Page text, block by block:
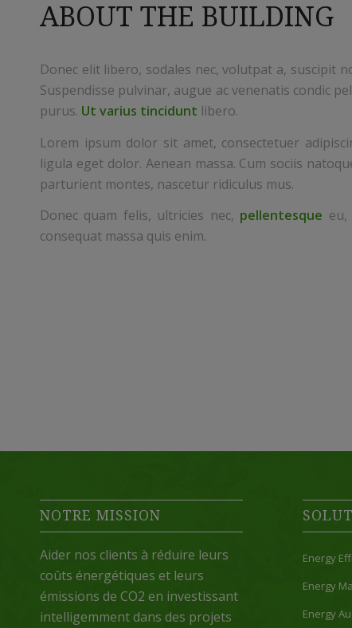
ABOUT THE BUILDING
Donec elit libero, sodales nec, volutpat a, suscipit
Suspendisse pulvinar, augue ac venenatis condic
purus. Ut varius tincidunt libero.
Lorem ipsum dolor sit amet, consectetuer
ligula eget dolor. Aenean massa. Cum sociis
parturient montes, nascetur ridiculus mus.
Donec quam felis, ultricies nec, pellentesque
consequat massa quis enim.
NOTRE MISSION
Aider nos clients à réduire leurs
coûts énergétiques et leurs
émissions de CO2 en investissant
intelligemment dans des projets
Energy
Energy
Energy